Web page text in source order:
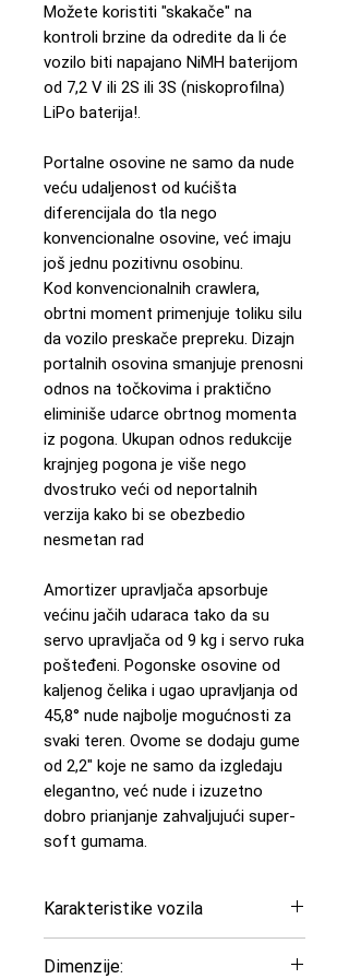
Možete koristiti "skakače" na
kontroli brzine da odredite da li će
vozilo biti napajano NiMH baterijom
od 7,2 V ili 2S ili 3S (niskoprofilna)
LiPo baterija!.
Portalne osovine ne samo da nude
veću udaljenost od kućišta
diferencijala do tla nego
konvencionalne osovine, već imaju
još jednu pozitivnu osobinu.
Kod konvencionalnih crawlera,
obrtni moment primenjuje toliku silu
da vozilo preskače prepreku. Dizajn
portalnih osovina smanjuje prenosni
odnos na točkovima i praktično
eliminiše udarce obrtnog momenta
iz pogona. Ukupan odnos redukcije
krajnjeg pogona je više nego
dvostruko veći od neportalnih
verzija kako bi se obezbedio
nesmetan rad
Amortizer upravljača apsorbuje
većinu jačih udaraca tako da su
servo upravljača od 9 kg i servo ruka
pošteđeni. Pogonske osovine od
kaljenog čelika i ugao upravljanja od
45,8° nude najbolje mogućnosti za
svaki teren. Ovome se dodaju gume
od 2,2" koje ne samo da izgledaju
elegantno, već nude i izuzetno
dobro prianjanje zahvaljujući super-
soft gumama.
Karakteristike vozila
Dimenzije: